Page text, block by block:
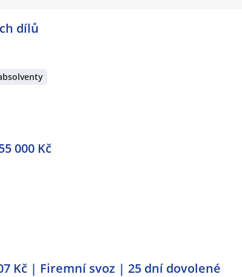
dílů
000 Kč
Kč | Firemní svoz | 25 dní dovolené